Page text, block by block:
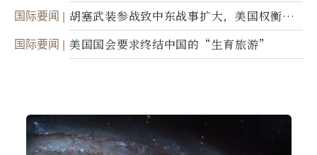
民权力度
国际要闻
胡塞武装参战致中东战事扩大，美国权衡地
面入侵的可能性
国际要闻 美国国会要求终结中国的“生育旅游”